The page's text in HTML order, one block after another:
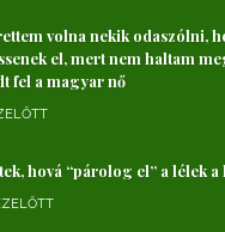
volna nekik odaszólni,
el, mert nem haltam
fel a magyar nő
hová “párolog el” a lélek